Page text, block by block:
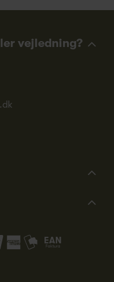
vejledning?